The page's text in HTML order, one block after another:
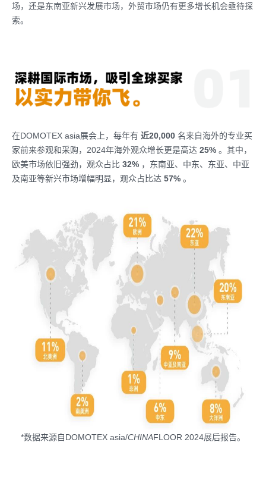
场，还是东南亚新兴发展市场，外贸市场仍有更多增长机会亟待探
索。
在DOMOTEX asia展会上，每年有 近20,000 名来自海外的专业买
家前来参观和采购，2024年海外观众增长更是高达 25% 。其中，
欧美市场依旧强劲，观众占比 32% ，东南亚、中东、东亚、中亚
及南亚等新兴市场增幅明显，观众占比达 57% 。
*数据来源自DOMOTEX asia/CHINAFLOOR 2024展后报告。